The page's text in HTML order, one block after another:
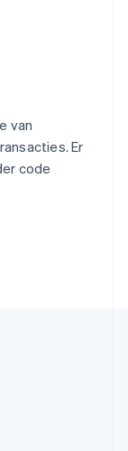
van
Er
code